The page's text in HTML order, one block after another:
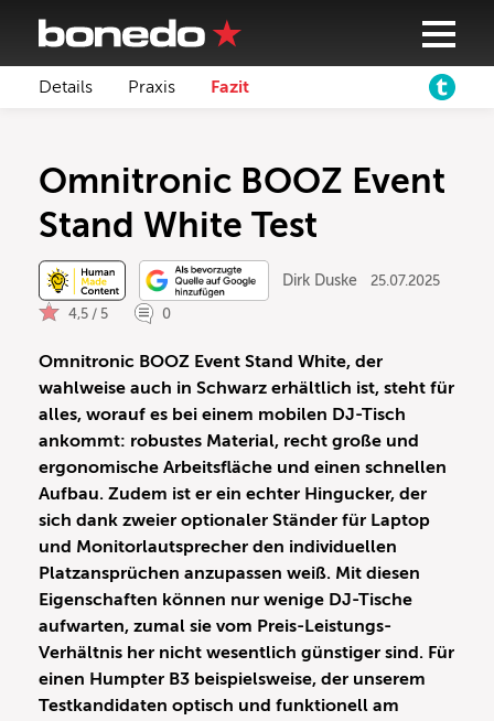
Details Praxis Fazit
Omnitronic BOOZ Event
Stand White Test
Dirk Duske 25.07.2025
4,5 / 5 0
Omnitronic BOOZ Event Stand White, der
wahlweise auch in Schwarz erhältlich ist, steht für
alles, worauf es bei einem mobilen DJ-Tisch
ankommt: robustes Material, recht große und
ergonomische Arbeitsfläche und einen schnellen
Aufbau. Zudem ist er ein echter Hingucker, der
sich dank zweier optionaler Ständer für Laptop
und Monitorlautsprecher den individuellen
Platzansprüchen anzupassen weiß. Mit diesen
Eigenschaften können nur wenige DJ-Tische
aufwarten, zumal sie vom Preis-Leistungs-
Verhältnis her nicht wesentlich günstiger sind. Für
einen Humpter B3 beispielsweise, der unserem
Testkandidaten optisch und funktionell am